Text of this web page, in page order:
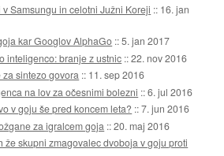
Samsungu in celotni Južni Koreji :: 16. jan
kar Googlov AlphaGo ::5. jan 2017
inteligenco: branje z ustnic ::22. nov 2016
sintezo govora :: 11. sep 2016
na lov za očesnimi bolezni ::6. jul 2016
v goju še pred koncem leta? ::7. jun 2016
za igralcem goja ::20. maj 2016
že skupni zmagovalec dvoboja v goju proti